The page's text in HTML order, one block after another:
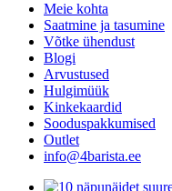
Meie kohta
Saatmine ja tasumine
Võtke ühendust
Blogi
Arvustused
Hulgimüük
Kinkekaardid
Sooduspakkumised
Outlet
info@4barista.ee